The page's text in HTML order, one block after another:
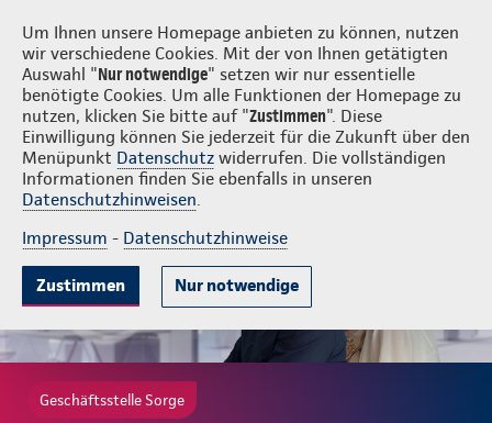
Um Ihnen unsere Homepage anbieten zu können, nutzen
wir verschiedene Cookies. Mit der von Ihnen getätigten
Auswahl "Nur notwendige" setzen wir nur essentielle
benötigte Cookies. Um alle Funktionen der Homepage zu
nutzen, klicken Sie bitte auf "Zustimmen". Diese
Einwilligung können Sie jederzeit für die Zukunft über den
Menüpunkt Datenschutz widerrufen. Die vollständigen
Informationen finden Sie ebenfalls in unseren
Datenschutzhinweisen.
Impressum - Datenschutzhinweise
Zustimmen Nur notwendige
Sorge Login
Gute Gründe Tarife & Leistungen Wissenswertes Beratung &
Geschäftsstelle Sorge